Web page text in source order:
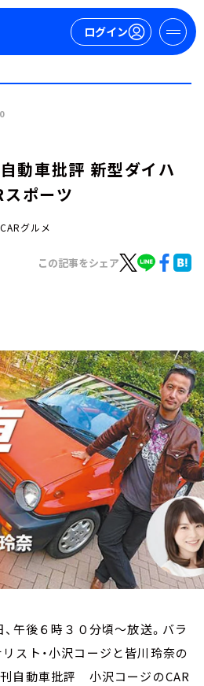
ログイン
動車批評 新型ダイハ
スポーツ
グルメ
この記事をシェア
午後６時３０分頃～放送。バラ
スト・小沢コージと皆川玲奈の
刊自動車批評 小沢コージのCAR